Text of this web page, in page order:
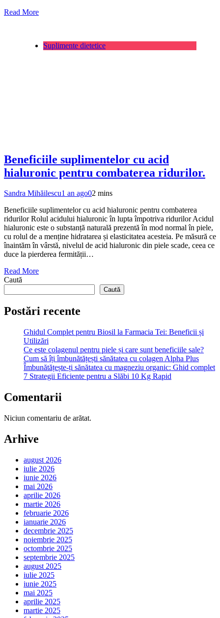
Read More
Suplimente dietetice
Beneficiile suplimentelor cu acid
hialuronic pentru combaterea ridurilor.
Sandra Mihăilescu1 an ago02 mins
Beneficiile suplimentelor cu acid hialuronic pentru combaterea
ridurilor Rolul acidului hialuronic în lupta împotriva ridurilor Acidul
hialuronic este o substanță naturală prezentă în mod normal în piele,
cu rolul de a menține hidratarea și elasticitatea acesteia. Pe măsură ce
înaintăm în vârstă, nivelul de acid hialuronic din piele scade, ceea ce
duce la pierderea fermității…
Read More
Caută
Caută
Postări recente
Ghidul Complet pentru Biosil la Farmacia Tei: Beneficii și
Utilizări
Ce este colagenul pentru piele și care sunt beneficiile sale?
Cum să îți îmbunătățești sănătatea cu colagen Alpha Plus
Îmbunătățește-ți sănătatea cu magneziu organic: Ghid complet
7 Strategii Eficiente pentru a Slăbi 10 Kg Rapid
Comentarii
Niciun comentariu de arătat.
Arhive
august 2026
iulie 2026
iunie 2026
mai 2026
aprilie 2026
martie 2026
februarie 2026
ianuarie 2026
decembrie 2025
noiembrie 2025
octombrie 2025
septembrie 2025
august 2025
iulie 2025
iunie 2025
mai 2025
aprilie 2025
martie 2025